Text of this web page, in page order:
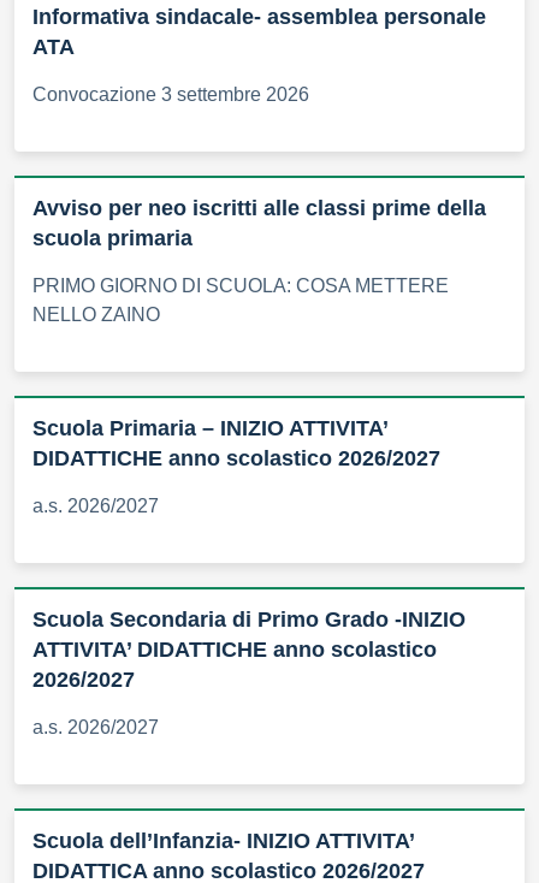
Informativa sindacale- assemblea personale
ATA
Convocazione 3 settembre 2026
Avviso per neo iscritti alle classi prime della
scuola primaria
PRIMO GIORNO DI SCUOLA: COSA METTERE
NELLO ZAINO
Scuola Primaria – INIZIO ATTIVITA’
DIDATTICHE anno scolastico 2026/2027
a.s. 2026/2027
Scuola Secondaria di Primo Grado -INIZIO
ATTIVITA’ DIDATTICHE anno scolastico
2026/2027
a.s. 2026/2027
Scuola dell’Infanzia- INIZIO ATTIVITA’
DIDATTICA anno scolastico 2026/2027